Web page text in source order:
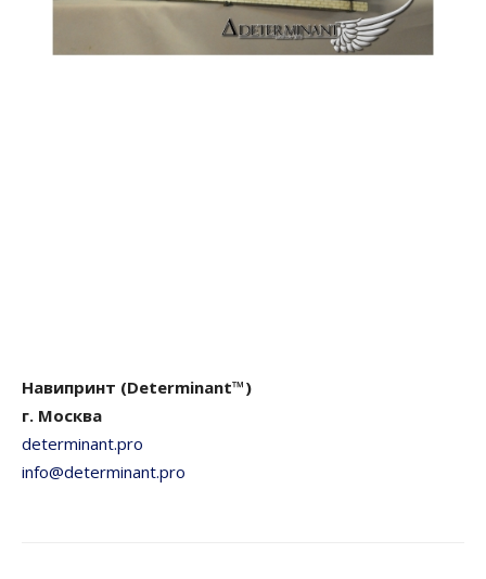
Навипринт (Determinant™)
г. Москва
determinant.pro
info@determinant.pro